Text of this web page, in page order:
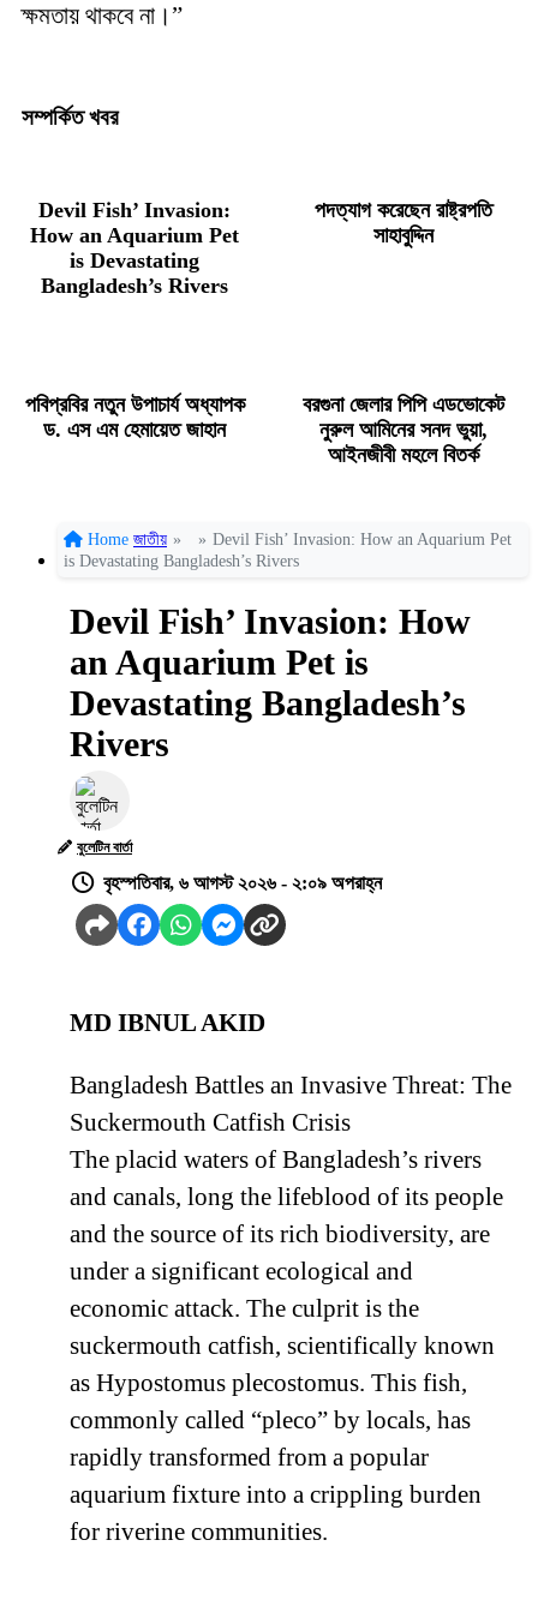
ক্ষমতায় থাকবে না।”
সম্পর্কিত খবর
Devil Fish’ Invasion:
How an Aquarium Pet
is Devastating
Bangladesh’s Rivers
পদত্যাগ করেছেন রাষ্ট্রপতি
সাহাবুদ্দিন
পবিপ্রবির নতুন উপাচার্য অধ্যাপক
ড. এস এম হেমায়েত জাহান
বরগুনা জেলার পিপি এডভোকেট
নুরুল আমিনের সনদ ভুয়া,
আইনজীবী মহলে বিতর্ক
Home জাতীয় » » Devil Fish’ Invasion: How an Aquarium Pet
is Devastating Bangladesh’s Rivers
Devil Fish’ Invasion: How
an Aquarium Pet is
Devastating Bangladesh’s
Rivers
বুলেটিন বার্তা
বৃহস্পতিবার, ৬ আগস্ট ২০২৬ - ২:০৯ অপরাহ্ন
MD IBNUL AKID
Bangladesh Battles an Invasive Threat: The
Suckermouth Catfish Crisis
The placid waters of Bangladesh’s rivers
and canals, long the lifeblood of its people
and the source of its rich biodiversity, are
under a significant ecological and
economic attack. The culprit is the
suckermouth catfish, scientifically known
as Hypostomus plecostomus. This fish,
commonly called “pleco” by locals, has
rapidly transformed from a popular
aquarium fixture into a crippling burden
for riverine communities.